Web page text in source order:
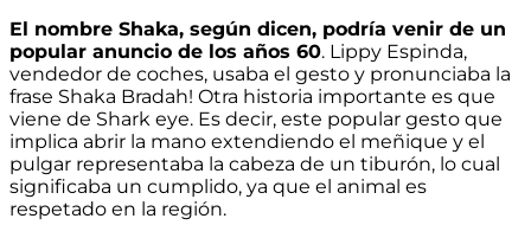
El nombre Shaka, según dicen, podría venir de un
popular anuncio de los años 60. Lippy Espinda,
vendedor de coches, usaba el gesto y pronunciaba la
frase Shaka Bradah! Otra historia importante es que
viene de Shark eye. Es decir, este popular gesto que
implica abrir la mano extendiendo el meñique y el
pulgar representaba la cabeza de un tiburón, lo cual
significaba un cumplido, ya que el animal es
respetado en la región.